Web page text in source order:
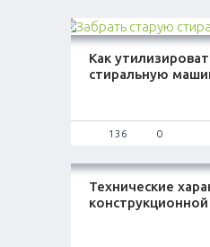
Как
стиральную
136 0
Технические